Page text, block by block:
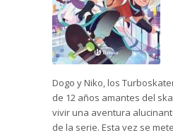
Dogo y Niko, los
de 12 años amantes del
vivir una aventura
de la serie. Esta vez se